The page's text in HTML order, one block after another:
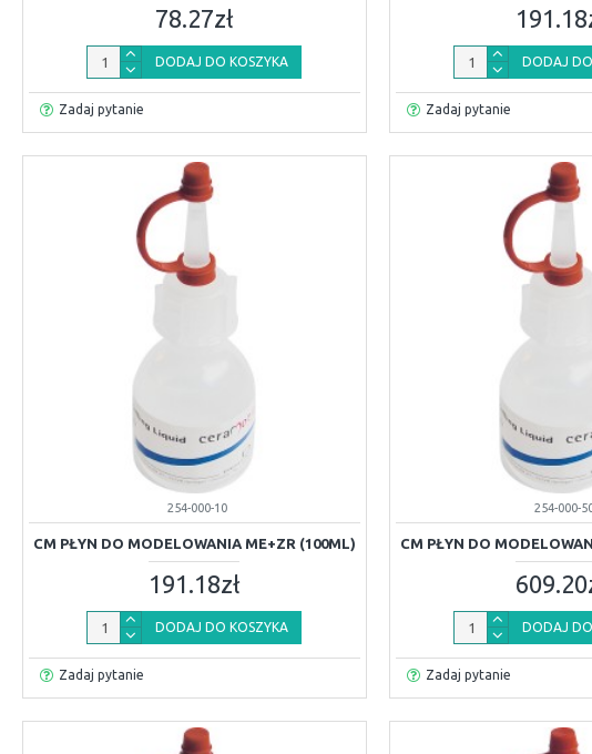
78.27zł
DODAJ DO KOSZYKA
Zadaj pytanie
DODAJ
Zadaj pytanie
254-000-10
CM PŁYN DO MODELOWANIA ME+ZR (100ML)
191.18zł
DODAJ DO KOSZYKA
Zadaj pytanie
254-000-
CM PŁYN DO
DODAJ
Zadaj pytanie